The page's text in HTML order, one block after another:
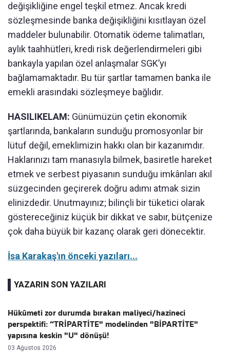
değişikliğine engel teşkil etmez. Ancak kredi
sözleşmesinde banka değişikliğini kısıtlayan özel
maddeler bulunabilir. Otomatik ödeme talimatları,
aylık taahhütleri, kredi risk değerlendirmeleri gibi
bankayla yapılan özel anlaşmalar SGK’yı
bağlamamaktadır. Bu tür şartlar tamamen banka ile
emekli arasındaki sözleşmeye bağlıdır.
HASILIKELAM: Günümüzün çetin ekonomik
şartlarında, bankaların sunduğu promosyonlar bir
lütuf değil, emeklimizin hakkı olan bir kazanımdır.
Haklarınızı tam manasıyla bilmek, basiretle hareket
etmek ve serbest piyasanın sunduğu imkânları akıl
süzgecinden geçirerek doğru adımı atmak sizin
elinizdedir. Unutmayınız; bilinçli bir tüketici olarak
göstereceğiniz küçük bir dikkat ve sabır, bütçenize
çok daha büyük bir kazanç olarak geri dönecektir.
İsa Karakaş'ın önceki yazıları...
YAZARIN SON YAZILARI
Hükûmeti zor durumda bırakan maliyeci/hazineci
perspektifi: “TRİPARTİTE" modelinden "BİPARTİTE"
yapısına keskin "U" dönüşü!
03 Ağustos 2026